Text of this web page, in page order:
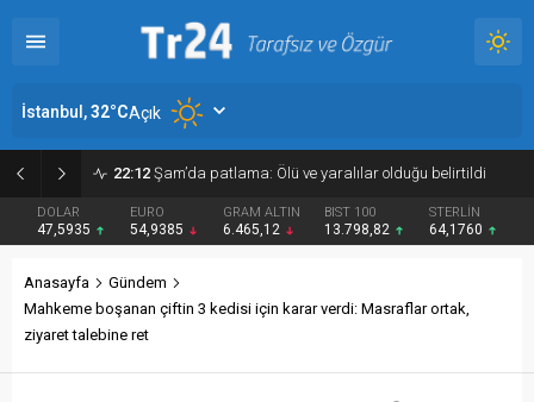
22:12 Şam’da patlama: Ölü ve yaralılar olduğu belirtildi
DOLAR
47,5935
EURO
54,9385
GRAM ALTIN
6.465,12
BIST 100
13.798,82
STERLİN
64,1760
İstanbul,32°CAçık
Anasayfa
Gündem
Mahkeme boşanan çiftin 3 kedisi için karar verdi: Masraflar ortak,
ziyaret talebine ret